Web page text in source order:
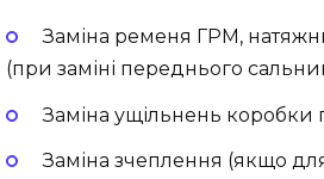
Заміна ременя ГРМ,
(при заміні переднього
Заміна ущільнень коробки
Заміна зчеплення (якщо